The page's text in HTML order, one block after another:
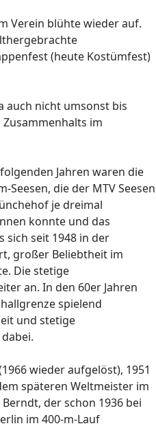
Verein blühte wieder auf.
(heute Kostümfest)
auch nicht umsonst bis
im
Jahren waren die
die der MTV Seesen
je dreimal
konnte und das
sich seit 1948 in der
großer Beliebtheit im
Die stetige
an. In den 60er Jahren
spielend
und stetige
wieder aufgelöst), 1951
späteren Weltmeister im
der schon 1936 bei
im 400-m-Lauf